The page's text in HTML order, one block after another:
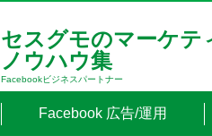
セスグモのマーケテ
ノウハウ集
Facebookビジネスパートナー
Facebook 広告/運用